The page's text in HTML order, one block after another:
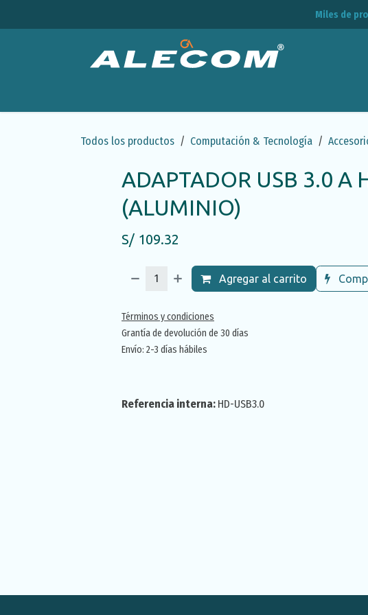
Miles de
Todos los productos Computación & Tecnología
ADAPTADOR USB 3.0 A
(ALUMINIO)
S/ 109.32
Agregar al carrito
Términos y condiciones
Grantía de devolución de 30 días
Envío: 2-3 días hábiles
Referencia interna: HD-USB3.0